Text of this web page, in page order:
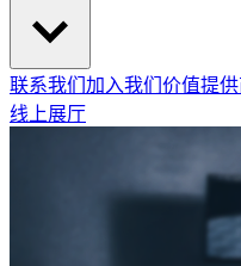
联系我们 加入我们 价值提
线上展厅